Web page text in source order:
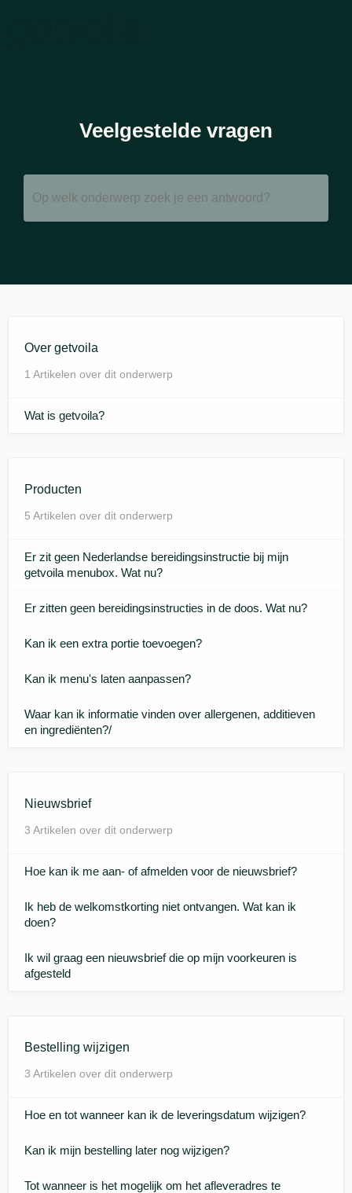
Veelgestelde vragen
Op welk onderwerp zoek je een antwoord?
Over getvoila
1 Artikelen over dit onderwerp
Wat is getvoila?
Producten
5 Artikelen over dit onderwerp
Er zit geen Nederlandse bereidingsinstructie bij mijn
getvoila menubox. Wat nu?
Er zitten geen bereidingsinstructies in de doos. Wat nu?
Kan ik een extra portie toevoegen?
Kan ik menu's laten aanpassen?
Waar kan ik informatie vinden over allergenen, additieven
en ingrediënten?/
Nieuwsbrief
3 Artikelen over dit onderwerp
Hoe kan ik me aan- of afmelden voor de nieuwsbrief?
Ik heb de welkomstkorting niet ontvangen. Wat kan ik
doen?
Ik wil graag een nieuwsbrief die op mijn voorkeuren is
afgesteld
Bestelling wijzigen
3 Artikelen over dit onderwerp
Hoe en tot wanneer kan ik de leveringsdatum wijzigen?
Kan ik mijn bestelling later nog wijzigen?
Tot wanneer is het mogelijk om het afleveradres te